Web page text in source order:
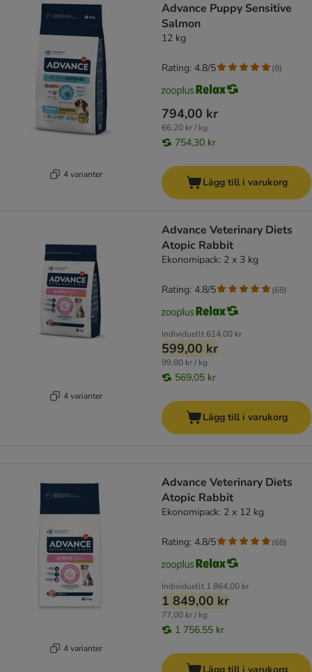
4 varianter
Advance Puppy Sensitive
Salmon
12 kg
794,00 kr
66,20 kr / kg
754,30 kr
Rating: 4.8/5 (8)
Lägg till i varukorg
4 varianter
Advance Veterinary Diets
Atopic Rabbit
Ekonomipack: 2 x 3 kg
Individuellt 614,00 kr
599,00 kr
99,80 kr / kg
569,05 kr
Rating: 4.8/5 (68)
Lägg till i varukorg
4 varianter
Advance Veterinary Diets
Atopic Rabbit
Ekonomipack: 2 x 12 kg
Individuellt 1 864,00 kr
1 849,00 kr
77,00 kr / kg
1 756,55 kr
Rating: 4.8/5 (68)